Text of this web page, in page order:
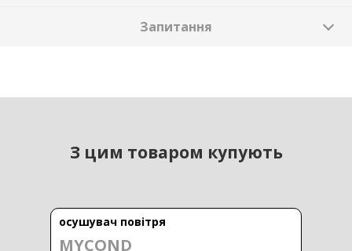
Запитання
З цим товаром купують
осушувач повітря
MYCOND